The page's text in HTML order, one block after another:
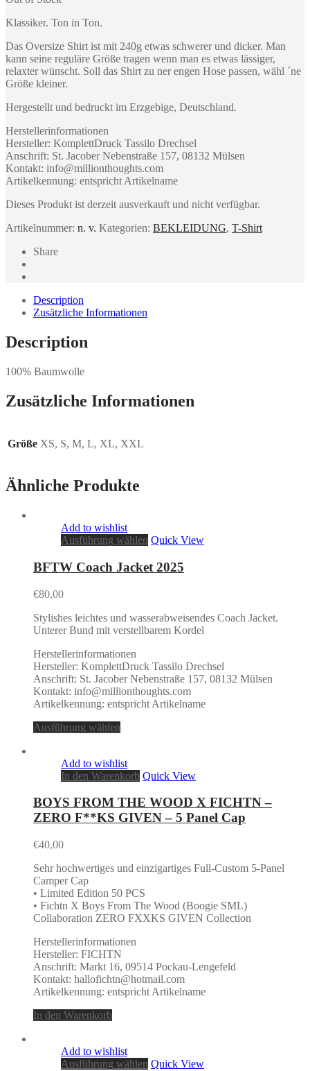
Klassiker. Ton in Ton.
Das Oversize Shirt ist mit 240g etwas schwerer und dicker. Man
kann seine reguläre Größe tragen wenn man es etwas lässiger,
relaxter wünscht. Soll das Shirt zu ner engen Hose passen, wähl ´ne
Größe kleiner.
Hergestellt und bedruckt im Erzgebige, Deutschland.
Herstellerinformationen
Hersteller: KomplettDruck Tassilo Drechsel
Anschrift: St. Jacober Nebenstraße 157, 08132 Mülsen
Kontakt: info@millionthoughts.com
Artikelkennung: entspricht Artikelname
Dieses Produkt ist derzeit ausverkauft und nicht verfügbar.
Artikelnummer: n. v. Kategorien: BEKLEIDUNG, T-Shirt
Share
Description
Zusätzliche Informationen
Description
100% Baumwolle
Zusätzliche Informationen
Größe XS, S, M, L, XL, XXL
Ähnliche Produkte
Add to wishlist
Ausführung wählen Quick View
BFTW Coach Jacket 2025
€80,00
Stylishes leichtes und wasserabweisendes Coach Jacket.
Unterer Bund mit verstellbarem Kordel
Herstellerinformationen
Hersteller: KomplettDruck Tassilo Drechsel
Anschrift: St. Jacober Nebenstraße 157, 08132 Mülsen
Kontakt: info@millionthoughts.com
Artikelkennung: entspricht Artikelname
Ausführung wählen
Add to wishlist
In den Warenkorb Quick View
BOYS FROM THE WOOD X FICHTN –
ZERO F**KS GIVEN – 5 Panel Cap
€40,00
Sehr hochwertiges und einzigartiges Full-Custom 5-Panel
Camper Cap
•⁠ ⁠Limited Edition 50 PCS
•⁠ ⁠Fichtn X Boys From The Wood (Boogie SML)
Collaboration ZERO FXXKS GIVEN Collection
Herstellerinformationen
Hersteller: FICHTN
Anschrift: Markt 16, 09514 Pockau-Lengefeld
Kontakt: hallofichtn@hotmail.com
Artikelkennung: entspricht Artikelname
In den Warenkorb
Add to wishlist
Ausführung wählen Quick View